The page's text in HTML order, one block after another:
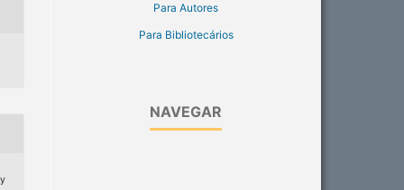
Para Autores
Para Bibliotecários
NAVEGAR